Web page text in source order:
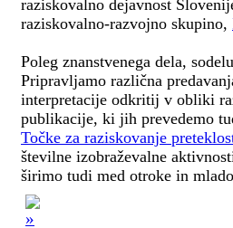
raziskovalno dejavnost
raziskovalno-razvojno skupino,
Poleg znanstvenega dela,
Pripravljamo različna
interpretacije odkritij v obliki
publikacije, ki jih prevedemo
Točke za raziskovanje
številne izobraževalne
širimo tudi med otroke in